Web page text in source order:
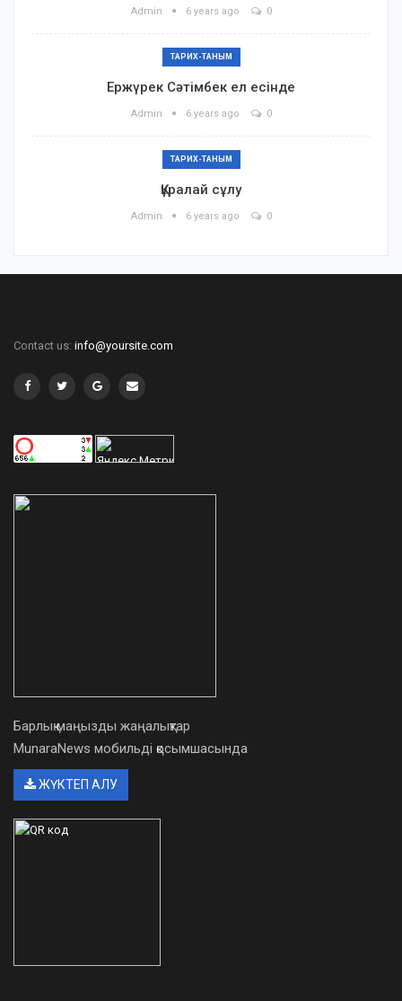
Admin 6 years ago 0
ТАРИХ-ТАНЫМ
Ержүрек Сәтімбек ел есінде
Admin 6 years ago 0
ТАРИХ-ТАНЫМ
Құралай сұлу
Admin 6 years ago 0
Contact us: info@yoursite.com
Барлық маңызды жаңалықтар
MunaraNews мобильді қосымшасында
ЖҮКТЕП АЛУ